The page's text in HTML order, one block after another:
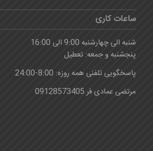
ساعات کاری
شنبه الی چهارشنبه 9:00 الی 16:00
پنجشنبه و جمعه: تعطیل
پاسخگویی تلفنی همه روزه: 8:00-24:00
مرتضی عمادی فر 09128573405